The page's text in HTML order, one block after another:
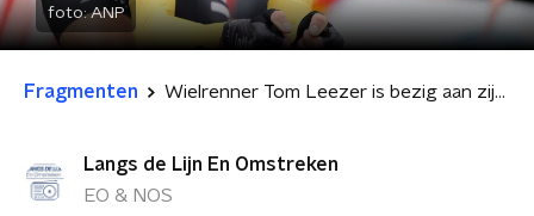
foto:ANP
Fragmenten Wielrenner Tom Leezer is bezig aan zijn laatste weken als prof
Langs de Lijn En Omstreken
EO & NOS